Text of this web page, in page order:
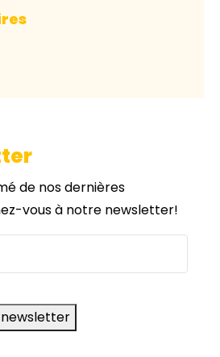
de nos dernières
vous à notre newsletter!
newsletter